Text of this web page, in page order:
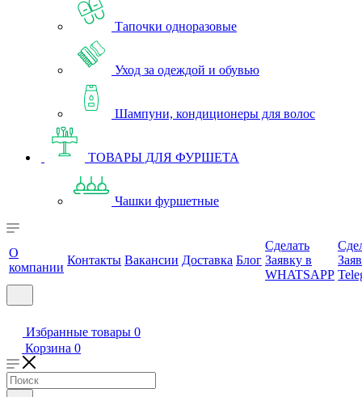
Тапочки одноразовые
Уход за одеждой и обувью
Шампуни, кондиционеры для волос
ТОВАРЫ ДЛЯ ФУРШЕТА
Чашки фуршетные
О
компании
Контакты Вакансии Доставка Блог
Сделать
Заявку в
WHATSAPP
Избранные товары 0
Корзина 0